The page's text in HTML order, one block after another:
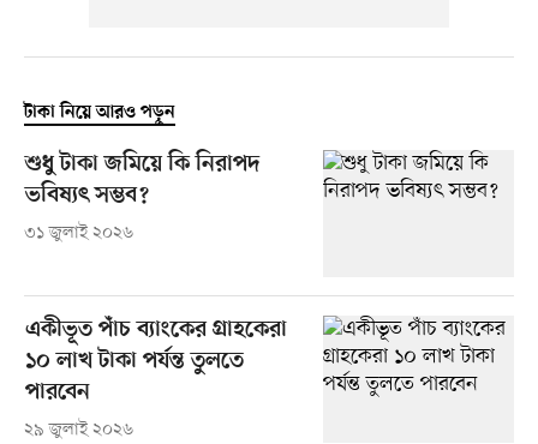
টাকা নিয়ে আরও পড়ুন
শুধু টাকা জমিয়ে কি নিরাপদ
ভবিষ্যৎ সম্ভব?
৩১ জুলাই ২০২৬
একীভূত পাঁচ ব্যাংকের গ্রাহকেরা
১০ লাখ টাকা পর্যন্ত তুলতে
পারবেন
২৯ জুলাই ২০২৬